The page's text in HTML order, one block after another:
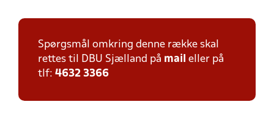
Spørgsmål omkring denne række skal
rettes til DBU Sjælland på mail eller på
tlf: 4632 3366